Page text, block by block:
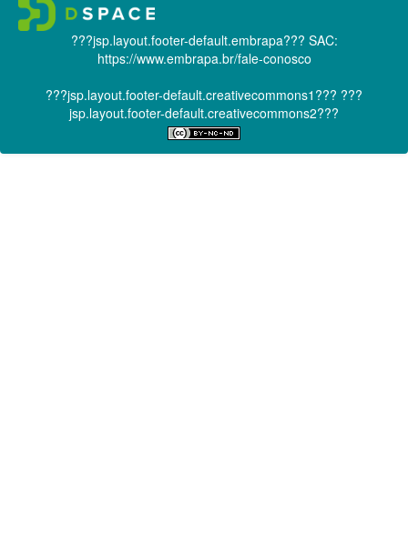
???jsp.layout.footer-default.embrapa??? SAC:
https://www.embrapa.br/fale-conosco
???jsp.layout.footer-default.creativecommons1??? ???
jsp.layout.footer-default.creativecommons2???